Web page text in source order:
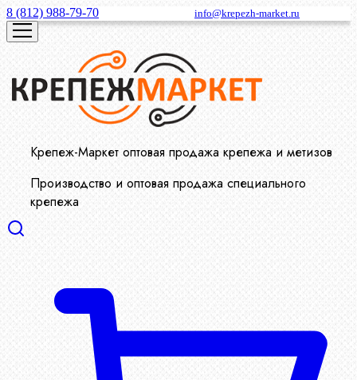
8 (812) 988-79-70 info@krepezh-market.ru
Крепеж-Маркет оптовая продажа крепежа и метизов
Производство и оптовая продажа специального
крепежа